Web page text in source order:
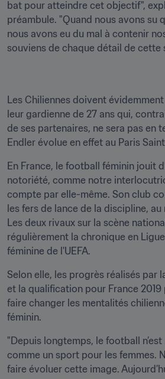
bat pour atteindre cet objectif",
préambule. "Quand nous avons su
nous avons eu du mal à contenir
souviens de chaque détail de cette
Les Chiliennes doivent
leur gardienne de 27 ans qui,
de ses partenaires, ne sera pas en
Endler évolue en effet au Paris
En France, le football féminin jouit
notoriété, comme notre
compte par elle-même. Son club
les fers de lance de la discipline,
Les deux rivaux sur la scène
régulièrement la chronique en
féminine de l'UEFA.
Selon elle, les progrès réalisés par
et la qualification pour France
faire changer les mentalités
féminin.
"Depuis longtemps, le football
comme un sport pour les femmes.
faire évoluer cette image.